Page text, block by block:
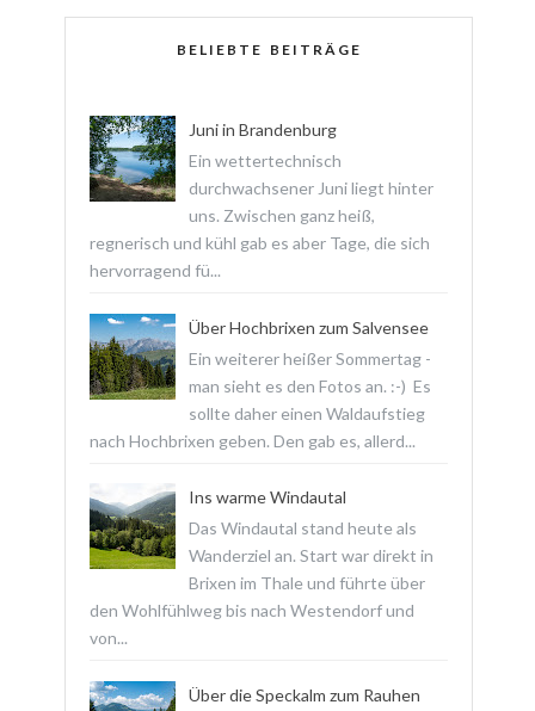
BELIEBTE BEITRÄGE
Juni in Brandenburg
Ein wettertechnisch
durchwachsener Juni liegt hinter
uns. Zwischen ganz heiß,
regnerisch und kühl gab es aber Tage, die sich
hervorragend fü...
Über Hochbrixen zum Salvensee
Ein weiterer heißer Sommertag -
man sieht es den Fotos an. :-) Es
sollte daher einen Waldaufstieg
nach Hochbrixen geben. Den gab es, allerd...
Ins warme Windautal
Das Windautal stand heute als
Wanderziel an. Start war direkt in
Brixen im Thale und führte über
den Wohlfühlweg bis nach Westendorf und
von...
Über die Speckalm zum Rauhen